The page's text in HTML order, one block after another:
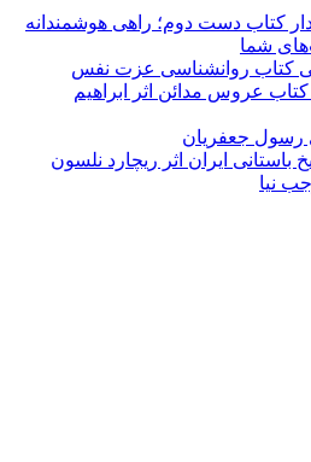
کتاب دست دوم؛ راهی هوشمندانه
شما
کتاب روانشناسی عزت نفس
کتاب عروس مدائن اثر ابراهیم
رسول جعفریان
باستانی ایران اثر ریچارد نلسون
نیا